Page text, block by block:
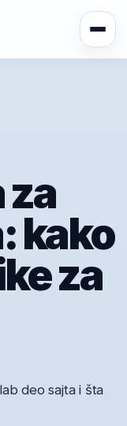
za
kako
za
deo sajta i šta